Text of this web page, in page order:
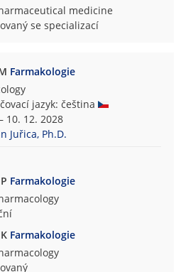
medicine
se specializací
Farmakologie
jazyk: čeština
10. 12. 2028
Juřica, Ph.D.
Farmakologie
Farmakologie